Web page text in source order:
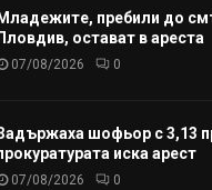
Младежите, пребили до
Пловдив, остават в ареста
07/08/2026 0
шофьор с 3,13
иска арест
07/08/2026 0